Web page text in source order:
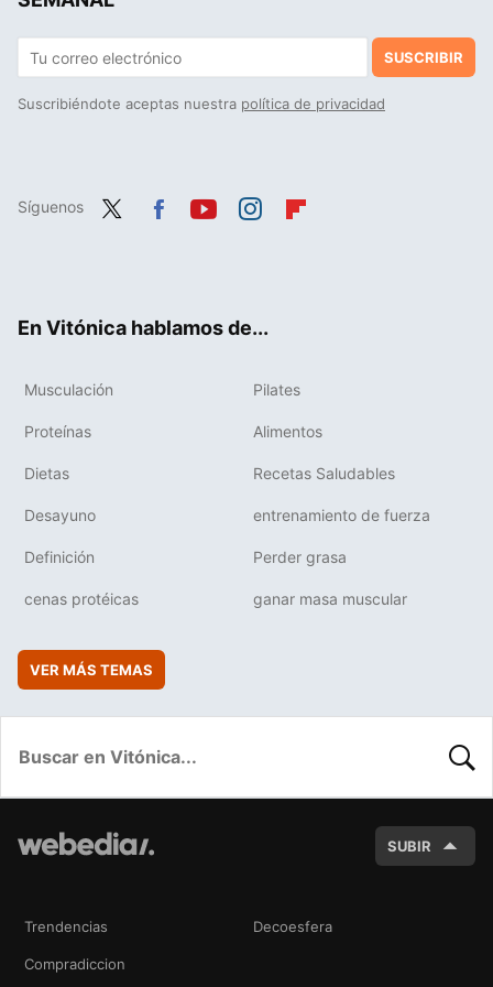
SUSCRIBIR
Suscribiéndote aceptas nuestra política de privacidad
Síguenos
En Vitónica hablamos de...
Musculación Pilates
Proteínas Alimentos
Dietas Recetas Saludables
Desayuno entrenamiento de fuerza
Definición Perder grasa
cenas protéicas ganar masa muscular
VER MÁS TEMAS
SUBIR
Trendencias Decoesfera
Compradiccion